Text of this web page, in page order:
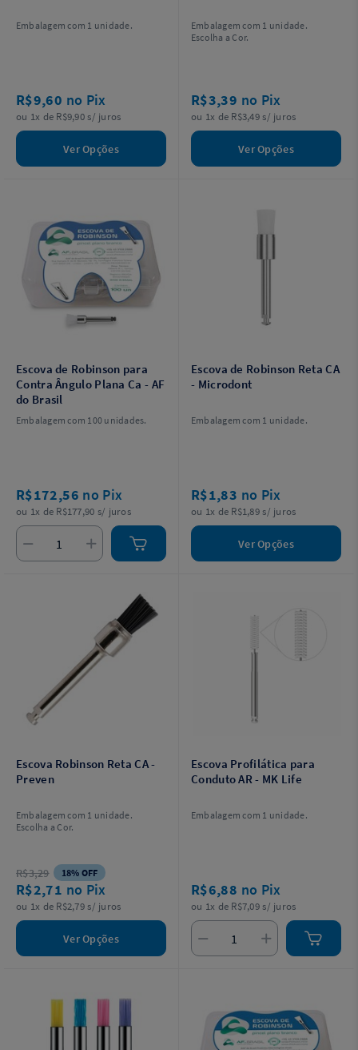
Embalagem com 1 unidade.
R$9,60 no Pix
ou 1x de R$9,90 s/ juros
Ver Opções
Embalagem com 1 unidade.
Escolha a Cor.
R$3,39 no Pix
ou 1x de R$3,49 s/ juros
Ver Opções
Escova de Robinson para
Contra Ângulo Plana Ca - AF
do Brasil
Embalagem com 100 unidades.
R$172,56 no Pix
ou 1x de R$177,90 s/ juros
Escova de Robinson Reta CA
- Microdont
Embalagem com 1 unidade.
R$1,83 no Pix
ou 1x de R$1,89 s/ juros
Ver Opções
Escova Robinson Reta CA -
Preven
Embalagem com 1 unidade.
Escolha a Cor.
R$3,29 18% OFF
R$2,71 no Pix
ou 1x de R$2,79 s/ juros
Ver Opções
Escova Profilática para
Conduto AR - MK Life
Embalagem com 1 unidade.
R$6,88 no Pix
ou 1x de R$7,09 s/ juros